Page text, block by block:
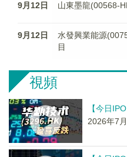
9月12日 山東墨龍(00568-
9月12日
水發興業能源
目
視頻
【今日
2026年7